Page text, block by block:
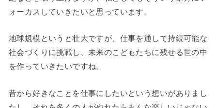
ォーカスしていきたいと思っています。
地球規模というと壮大ですが、仕事を通して持続可能な
社会づくりに挑戦し、未来のこどもたちに残せる世の中
を作っていきたいですね。
昔から好きなことを仕事にしたいという想いがありまし